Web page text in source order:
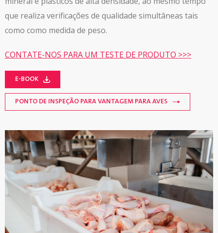
que realiza verificações de qualidade simultâneas tais
como como medida de peso.
CONTATE-NOS PARA UM TESTE DE PRODUTO >>>
E-BOOK
PONTO DE INSPEÇÃO PARA VANTAGEM PARA AVES